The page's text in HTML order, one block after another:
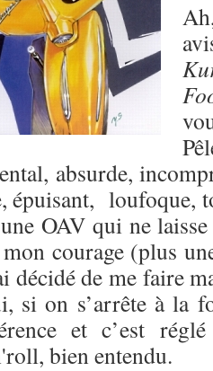
absurde,
épuisant,
OAV qui ne
courage (plus
décidé de me faire
si on s’arrête à la
et c’est
bien entendu.